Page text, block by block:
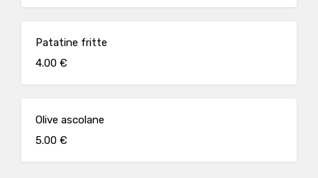
Patatine fritte
4.00 €
Olive ascolane
5.00 €